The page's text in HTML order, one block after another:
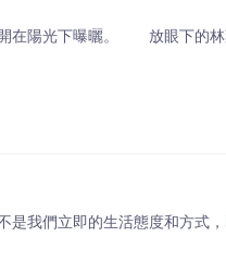
在陽光下曝曬。 放眼下的林
我們立即的生活態度和方式